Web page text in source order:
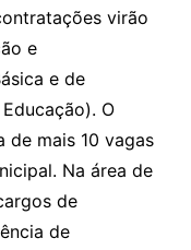
virão
e
e de
O
de mais 10 vagas
Na área de
de
de